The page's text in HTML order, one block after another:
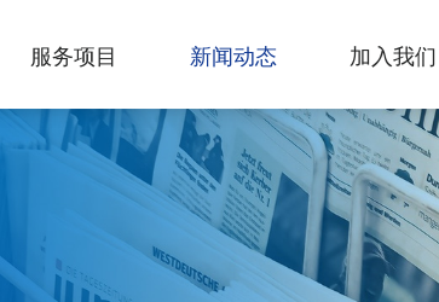
服务项目 新闻动态 加入我们